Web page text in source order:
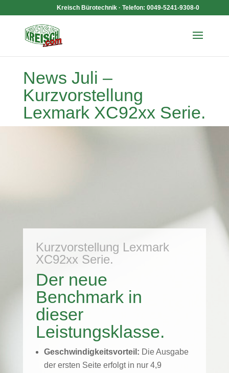
Kreisch Bürotechnik · Telefon: 0049-5241-9308-0
News Juli –
Kurzvorstellung
Lexmark XC92xx Serie.
Kurzvorstellung Lexmark
XC92xx Serie.
Der neue
Benchmark in
dieser
Leistungsklasse.
Geschwindigkeitsvorteil: Die Ausgabe
der ersten Seite erfolgt in nur 4,9